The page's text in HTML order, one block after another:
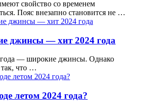
свойство со временем
Пояс внезапно становится не …
джинсы — хит 2024 года
— широкие джинсы. Однако
так, что …
летом 2024 года?